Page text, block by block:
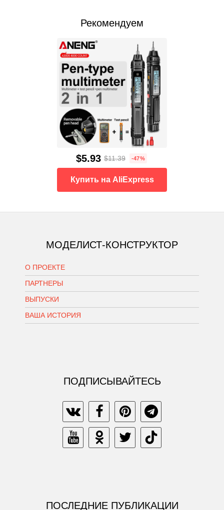
Рекомендуем
$5.93 $11.39 -47%
Купить на AliExpress
МОДЕЛИСТ-КОНСТРУКТОР
О ПРОЕКТЕ
ПАРТНЕРЫ
ВЫПУСКИ
ВАША ИСТОРИЯ
ПОДПИСЫВАЙТЕСЬ
ПОСЛЕДНИЕ ПУБЛИКАЦИИ